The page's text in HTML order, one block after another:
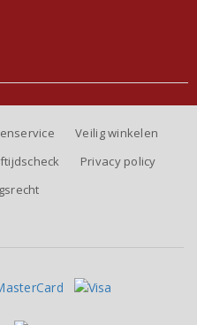
Veilig winkelen
Privacy policy